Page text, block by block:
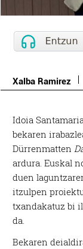
Xalba Ramirez
Idoia
bekaren
Dürrenmatten
ardura. Euskal
duen
itzulpen
txandakatuz bi
da.
Bekaren